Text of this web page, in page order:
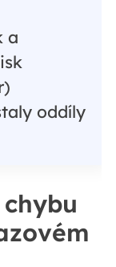
a
oddíly